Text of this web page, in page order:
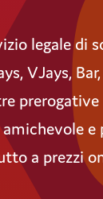
legale di
VJays,
a prezzi